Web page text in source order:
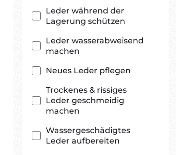
Leder während der
Lagerung schützen
Leder wasserabweisend
machen
Neues Leder pflegen
Trockenes & rissiges
Leder geschmeidig
machen
Wassergeschädigtes
Leder aufbereiten